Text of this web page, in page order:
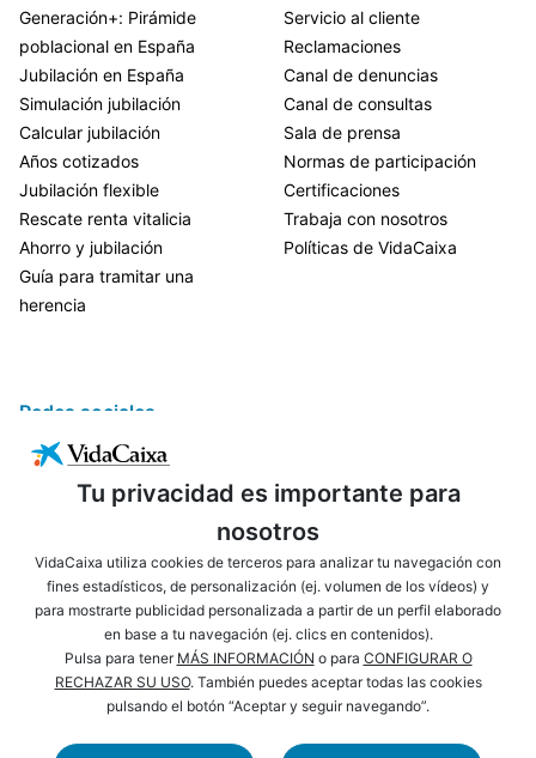
Tu privacidad es importante para
nosotros
VidaCaixa utiliza cookies de terceros para analizar tu navegación con
fines estadísticos, de personalización (ej. volumen de los vídeos) y
para mostrarte publicidad personalizada a partir de un perfil elaborado
en base a tu navegación (ej. clics en contenidos).
Pulsa para tener MÁS INFORMACIÓN o para CONFIGURAR O
RECHAZAR SU USO. También puedes aceptar todas las cookies
pulsando el botón “Aceptar y seguir navegando”.
Generación+: Pirámide
poblacional en España
Jubilación en España
Simulación jubilación
Calcular jubilación
Años cotizados
Jubilación flexible
Rescate renta vitalicia
Ahorro y jubilación
Guía para tramitar una
herencia
Servicio al cliente
Reclamaciones
Canal de denuncias
Canal de consultas
Sala de prensa
Normas de participación
Certificaciones
Trabaja con nosotros
Políticas de VidaCaixa
Redes sociales
ENLACES DE INTERÉS AVISO LEGAL
PRIVACIDAD POLÍTICA DE COOKIES
MAPA WEB ACCESIBILIDAD